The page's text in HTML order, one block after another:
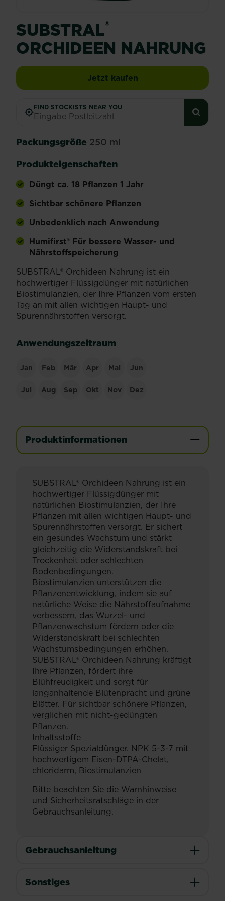
SUBSTRAL®
ORCHIDEEN NAHRUNG
Jetzt kaufenSUBSTRAL®
FIND STOCKISTS NEAR YOU
Packungsgröße 250 ml
Produkteigenschaften
Düngt ca. 18 Pflanzen 1 Jahr
Sichtbar schönere Pflanzen
Unbedenklich nach Anwendung
Humifirst® Für bessere Wasser- und
Nährstoffspeicherung
SUBSTRAL® Orchideen Nahrung ist ein
hochwertiger Flüssigdünger mit natürlichen
Biostimulanzien, der Ihre Pflanzen vom ersten
Tag an mit allen wichtigen Haupt- und
Spurennährstoffen versorgt.
Anwendungszeitraum
Jan Feb Mär Apr Mai Jun
Jul Aug Sep Okt Nov Dez
Produktinformationen
SUBSTRAL® Orchideen Nahrung ist ein
hochwertiger Flüssigdünger mit
natürlichen Biostimulanzien, der Ihre
Pflanzen mit allen wichtigen Haupt- und
Spurennährstoffen versorgt. Er sichert
ein gesundes Wachstum und stärkt
gleichzeitig die Widerstandskraft bei
Trockenheit oder schlechten
Bodenbedingungen.
Biostimulanzien unterstützen die
Pflanzenentwicklung, indem sie auf
natürliche Weise die Nährstoffaufnahme
verbessern, das Wurzel- und
Pflanzenwachstum fördern oder die
Widerstandskraft bei schlechten
Wachstumsbedingungen erhöhen.
SUBSTRAL® Orchideen Nahrung kräftigt
Ihre Pflanzen, fördert ihre
Blühfreudigkeit und sorgt für
langanhaltende Blütenpracht und grüne
Blätter. Für sichtbar schönere Pflanzen,
verglichen mit nicht-gedüngten
Pflanzen.
Inhaltsstoffe
Flüssiger Spezialdünger. NPK 5-3-7 mit
hochwertigem Eisen-DTPA-Chelat,
chloridarm, Biostimulanzien
Bitte beachten Sie die Warnhinweise
und Sicherheitsratschläge in der
Gebrauchsanleitung.
Gebrauchsanleitung
Sonstiges